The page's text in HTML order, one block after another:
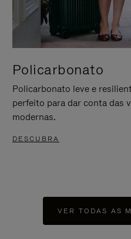
Policarbonato
Policarbonato leve e
perfeito para dar conta das
modernas.
DESCUBRA
VER TODAS AS